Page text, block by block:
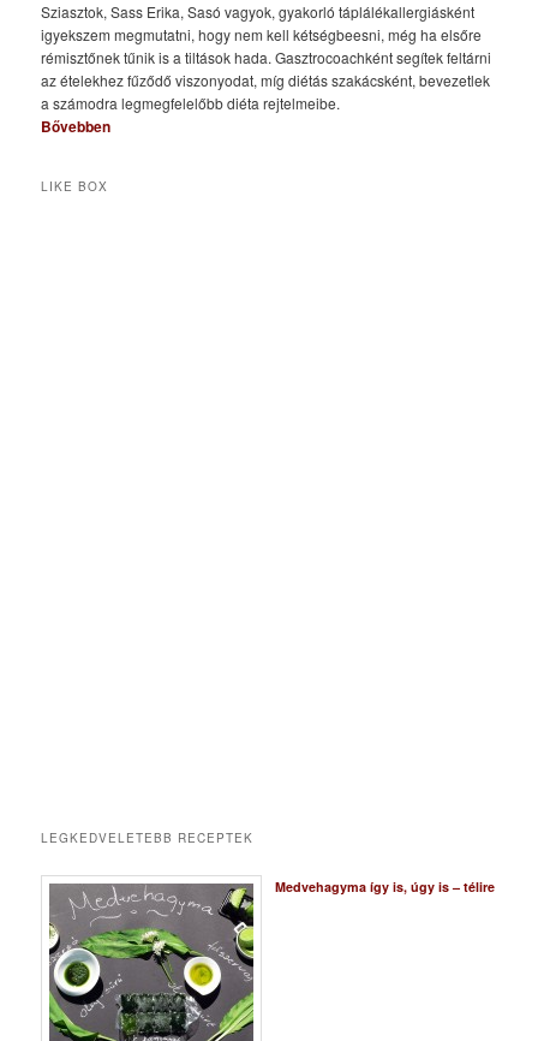
Sziasztok, Sass Erika, Sasó vagyok, gyakorló táplálékallergiásként
igyekszem megmutatni, hogy nem kell kétségbeesni, még ha elsőre
rémisztőnek tűnik is a tiltások hada. Gasztrocoachként segítek feltárni
az ételekhez fűződő viszonyodat, míg diétás szakácsként, bevezetlek
a számodra legmegfelelőbb diéta rejtelmeibe.
Bővebben
LIKE BOX
LEGKEDVELETEBB RECEPTEK
Medvehagyma így is, úgy is – télire